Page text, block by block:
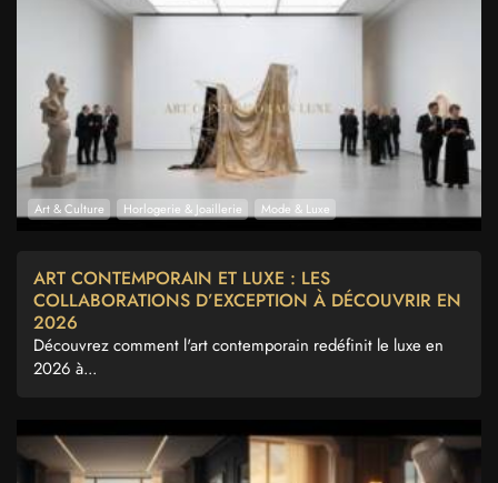
Art & Culture Horlogerie & Joaillerie Mode & Luxe
ART CONTEMPORAIN ET LUXE : LES
COLLABORATIONS D’EXCEPTION À DÉCOUVRIR EN
2026
Découvrez comment l'art contemporain redéfinit le luxe en
2026 à...